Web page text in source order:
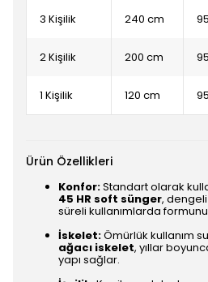
3 Kişilik 240 cm
2 Kişilik 200 cm
1 Kişilik 120 cm
Ürün Özellikleri
Konfor:Standart olarak
45 HR soft sünger,
süreli kullanımlarda
İskelet:Ömürlük kullanım
ağacı iskelet, yıllar
yapı sağlar.